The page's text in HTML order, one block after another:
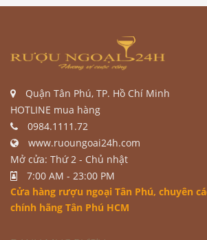
Quận Tân Phú, TP. Hồ Chí Minh
HOTLINE mua hàng
0984.1111.72
www.ruoungoai24h.com
Mở cửa: Thứ 2 - Chủ nhật
7:00 AM - 23:00 PM
Cửa hàng rượu ngoại Tân Phú, chuyên
chính hãng Tân Phú HCM